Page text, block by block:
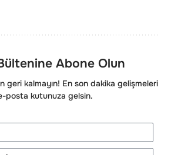
Abone Olun
geri kalmayın! En son dakika gelişmeleri
posta kutunuza gelsin.